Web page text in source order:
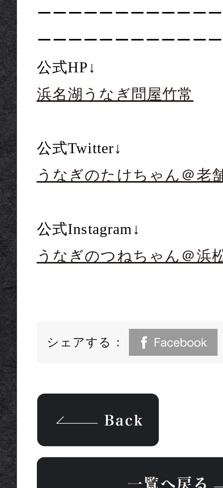
ーーーーーーーーーーー
ーーーーーーーーーーー
公式HP↓
浜名湖うなぎ問屋竹常
公式Twitter↓
うなぎのたけちゃん＠老
公式Instagram↓
うなぎのつねちゃん＠浜
シェアする：